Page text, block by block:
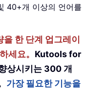
40+개 이상의 언어를
한 단계 업그레이
세요。 Kutools for
상시키는 300 개
가장 필요한 기능을